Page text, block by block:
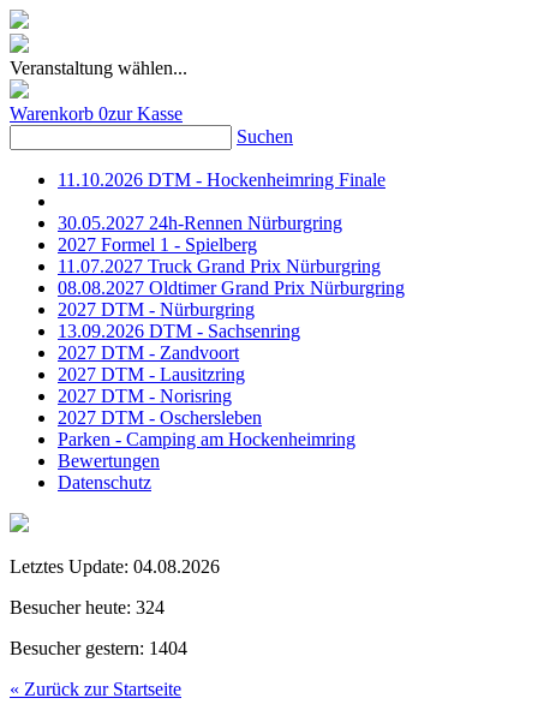
Veranstaltung wählen...
Warenkorb 0zur Kasse
Suchen
11.10.2026 DTM - Hockenheimring Finale
30.05.2027 24h-Rennen Nürburgring
2027 Formel 1 - Spielberg
11.07.2027 Truck Grand Prix Nürburgring
08.08.2027 Oldtimer Grand Prix Nürburgring
2027 DTM - Nürburgring
13.09.2026 DTM - Sachsenring
2027 DTM - Zandvoort
2027 DTM - Lausitzring
2027 DTM - Norisring
2027 DTM - Oschersleben
Parken - Camping am Hockenheimring
Bewertungen
Datenschutz
Letztes Update: 04.08.2026
Besucher heute: 324
Besucher gestern: 1404
« Zurück zur Startseite